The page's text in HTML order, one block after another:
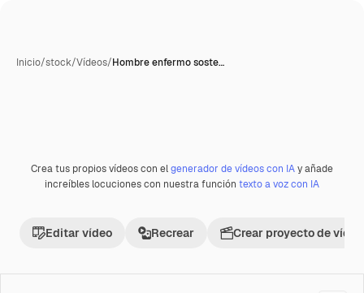
Inicio/stock/Vídeos/Hombre enfermo soste…
Premium
Crea tus propios vídeos con elgenerador de vídeos con IAy añade
increíbles locuciones con nuestra función texto a voz con IA
Editar vídeo Recrear Crear proyecto de vídeo